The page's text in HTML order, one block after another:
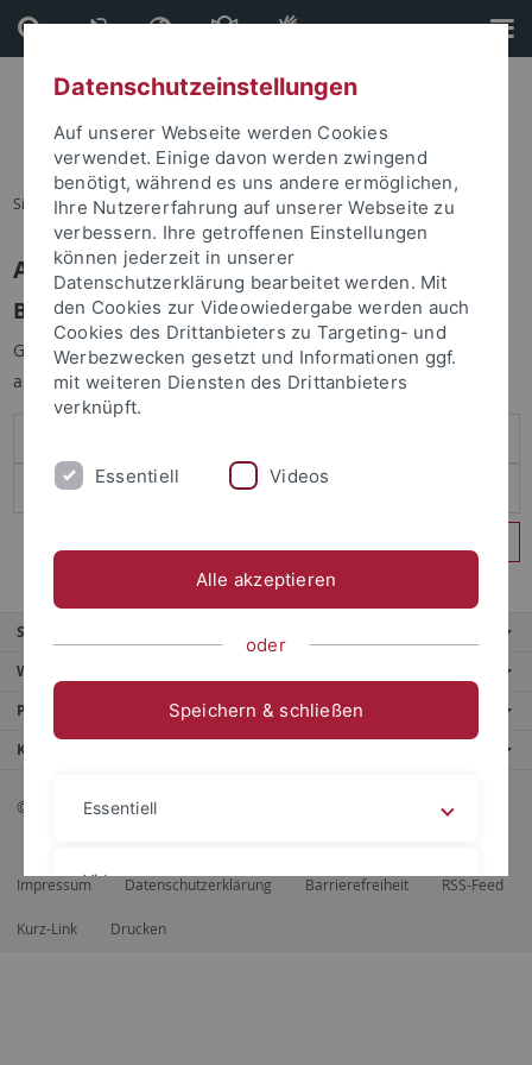
Direkt
zum
Inhalt
Direkt
zur
Fußleiste
Sie sind hier: Startseite
Anmelden
Benutzeranmeldung
Geben Sie Ihren Benutzernamen und Ihr Passwort an um sich
anzumelden:
Service
Weitere Angebote
Portale
Kontaktinfo
© 2026 Eberhard Karls Universität Tübingen, Tübingen
Impressum Datenschutzerklärung Barrierefreiheit RSS-Feed
Kurz-Link Drucken
Datenschutzeinstellungen
Auf unserer Webseite werden Cookies
verwendet. Einige davon werden zwingend
benötigt, während es uns andere ermöglichen,
Ihre Nutzererfahrung auf unserer Webseite zu
verbessern. Ihre getroffenen Einstellungen
können jederzeit in unserer
Datenschutzerklärung bearbeitet werden. Mit
den Cookies zur Videowiedergabe werden auch
Cookies des Drittanbieters zu Targeting- und
Werbezwecken gesetzt und Informationen ggf.
mit weiteren Diensten des Drittanbieters
verknüpft.
Essentiell Videos
Alle akzeptieren
oder
Speichern & schließen
Essentiell
Videos